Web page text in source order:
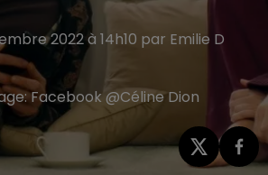
2022 à 14h10 par Emilie D
Facebook @Céline Dion